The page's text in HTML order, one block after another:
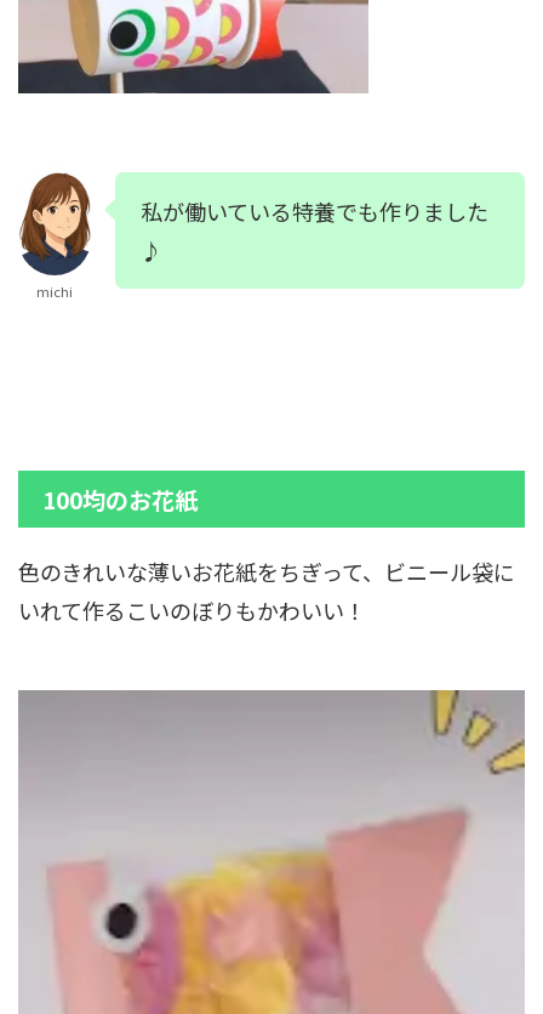
michi
私が働いている特養でも作りました
♪
100均のお花紙
色のきれいな薄いお花紙をちぎって、ビニール袋に
いれて作るこいのぼりもかわいい！